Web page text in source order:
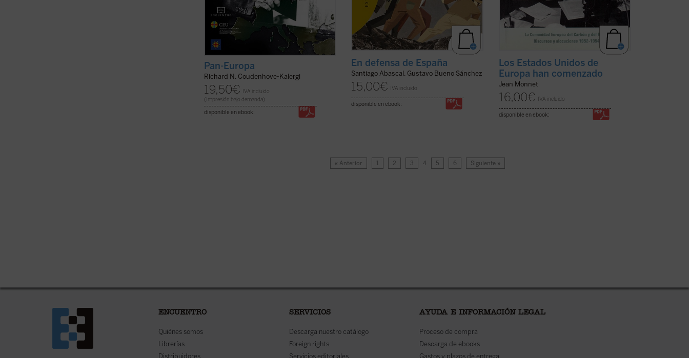
Pan-Europa
Richard N. Coudenhove-Kalergi
19,50€ IVA incluido
(Impresión bajo demanda)
disponible en ebook:
En defensa de España
Santiago Abascal, Gustavo Bueno Sánchez
15,00€ IVA incluido
disponible en ebook:
Los Estados Unidos de
Europa han comenzado
Jean Monnet
16,00€ IVA incluido
disponible en ebook:
« Anterior 1 2 3 4 5 6 Siguiente »
ENCUENTRO
Quiénes somos
Librerías
Distribuidores
SERVICIOS
Descarga nuestro catálogo
Foreign rights
Servicios editoriales
AYUDA E INFORMACIÓN LEGAL
Proceso de compra
Descarga de ebooks
Gastos y plazos de entrega